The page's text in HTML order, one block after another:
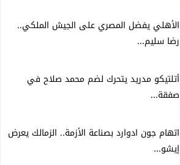
الأهلي يفضل المصري على الجيش الملكي..
رضا سليم...
أتلتيكو مدريد يتحرك لضم محمد صلاح في
صفقة...
اتهام جون ادوارد بصناعة الأزمة.. الزمالك يعرض
إيشو...